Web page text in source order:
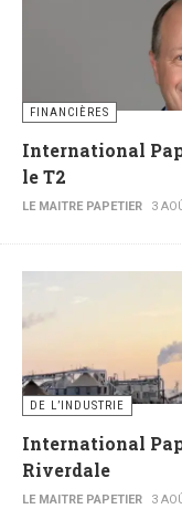
FINANCIÈRES
International
le T2
LE MAITRE PAPETIER 3
DE L’INDUSTRIE
International
Riverdale
LE MAITRE PAPETIER 3